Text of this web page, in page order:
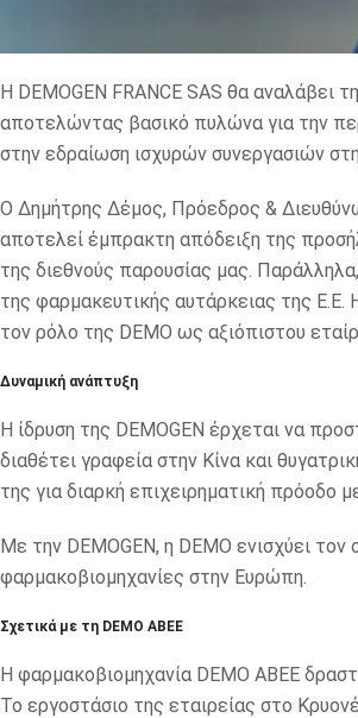
Η DEMOGEN FRANCE SAS θα αναλάβει
αποτελώντας βασικό πυλώνα για την
στην εδραίωση ισχυρών συνεργασιών
Ο Δημήτρης Δέμος, Πρόεδρος &
αποτελεί έμπρακτη απόδειξη της
της διεθνούς παρουσίας μας.
της φαρμακευτικής αυτάρκειας της
τον ρόλο της DEMO ως αξιόπιστου
Δυναμική ανάπτυξη
Η ίδρυση της DEMOGEN έρχεται να
διαθέτει γραφεία στην Κίνα και
της για διαρκή επιχειρηματική πρόοδο
Με την DEMOGEN, η DEMO ενισχύει
φαρμακοβιομηχανίες στην Ευρώπη.
Σχετικά με τη DEMO ABEE
Η φαρμακοβιομηχανία DEMO ΑΒΕΕ
Το εργοστάσιο της εταιρείας στο